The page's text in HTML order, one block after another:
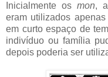
Inicialmente osmon,
eram utilizados
em curto espaço de
indivíduo ou família
depois poderia ser